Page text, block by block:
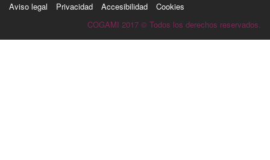
Aviso legal Privacidad Accesibilidad
Cookies
COGAMI 2017 © Todos los derechos reservados.